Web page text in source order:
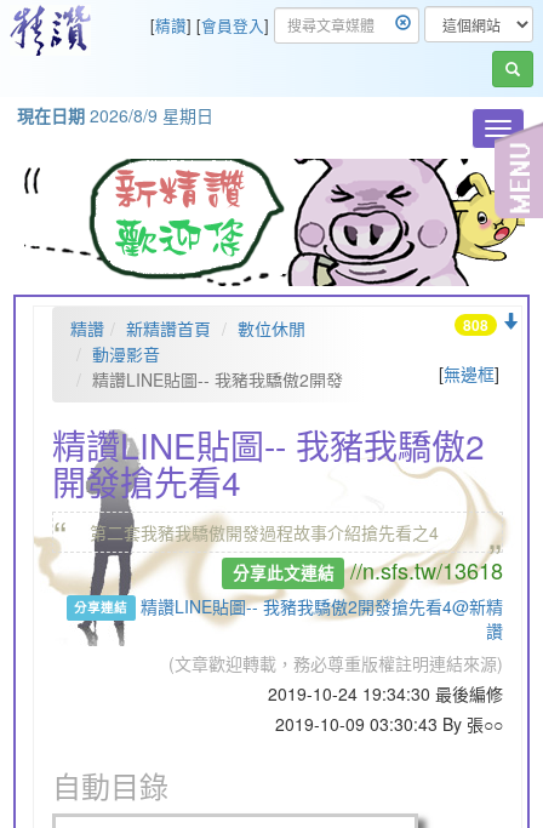
[精讚] [會員登入]
現在日期 2026/8/9 星期日
[無邊框]
精讚 新精讚首頁
數位休閒
動漫影音
精讚LINE貼圖-- 我豬我驕傲2開發
808
精讚LINE貼圖-- 我豬我驕傲2
開發搶先看4
“ 第二套我豬我驕傲開發過程故事介紹搶先看之4 „
分享此文連結 //n.sfs.tw/13618
分享連結
精讚LINE貼圖-- 我豬我驕傲2開發搶先看4@新精
讚
(文章歡迎轉載，務必尊重版權註明連結來源)
2019-10-24 19:34:30 最後編修
2019-10-09 03:30:43 By 張○○
自動目錄